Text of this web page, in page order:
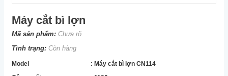
Máy cắt bì lợn
Mã sản phẩm: Chưa rõ
Tình trạng: Còn hàng
Model
: Máy cắt bì lợn CN114